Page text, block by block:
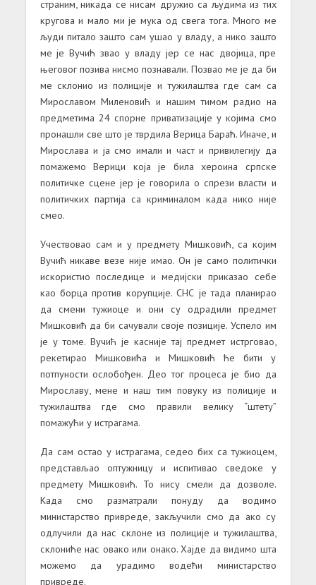
страним, никада се нисам дружио са људима из тих
кругова и мало ми је мука од свега тога. Много ме
људи питало зашто сам ушао у владу, а нико зашто
ме је Вучић звао у владу јер се нас двојица, пре
његовог позива нисмо познавали. Позвао ме је да би
ме склонио из полиције и тужилаштва где сам са
Мирославом Миленовић и нашим тимом радио на
предметима 24 спорне приватизације у којима смо
пронашли све што је тврдила Верица Бараћ. Иначе, и
Мирослава и ја смо имали и част и привилегију да
помажемо Верици која је била хероина српске
политичке сцене јер је говорила о спрези власти и
политичких партија са криминалом када нико није
смео.
Учествовао сам и у предмету Мишковић, са којим
Вучић никаве везе није имао. Он је само политички
искористио последице и медијски приказао себе
као борца против корупције. СНС је тада планирао
да смени тужиоце и они су одрадили предмет
Мишковић да би сачували своје позиције. Успело им
је у томе. Вучић је касније тај предмет истрговао,
рекетирао Мишковића и Мишковић ће бити у
потпуности ослобођен. Део тог процеса је био да
Мирославу, мене и наш тим повуку из полиције и
тужилаштва где смо правили велику “штету”
помажући у истрагама.
Да сам остао у истрагама, седео бих са тужиоцем,
представљао оптужницу и испитивао сведоке у
предмету Мишковић. То нису смели да дозволе.
Када смо разматрали понуду да водимо
министарство привреде, закључили смо да ако су
одлучили да нас склоне из полиције и тужилаштва,
склониће нас овако или онако. Хајде да видимо шта
можемо да урадимо водећи министарство
привреде.